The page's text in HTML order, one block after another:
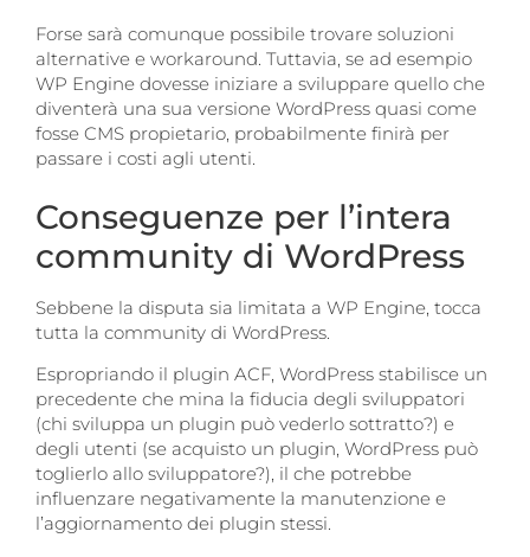
Forse sarà comunque possibile trovare soluzioni
alternative e workaround. Tuttavia, se ad esempio
WP Engine dovesse iniziare a sviluppare quello che
diventerà una sua versione WordPress quasi come
fosse CMS propietario, probabilmente finirà per
passare i costi agli utenti.
Conseguenze per l’intera
community di WordPress
Sebbene la disputa sia limitata a WP Engine, tocca
tutta la community di WordPress.
Espropriando il plugin ACF, WordPress stabilisce un
precedente che mina la fiducia degli sviluppatori
(chi sviluppa un plugin può vederlo sottratto?) e
degli utenti (se acquisto un plugin, WordPress può
toglierlo allo sviluppatore?), il che potrebbe
influenzare negativamente la manutenzione e
l’aggiornamento dei plugin stessi.